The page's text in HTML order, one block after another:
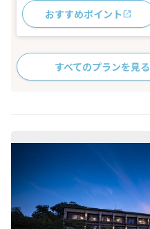
おすすめポイント
すべてのプランを見る